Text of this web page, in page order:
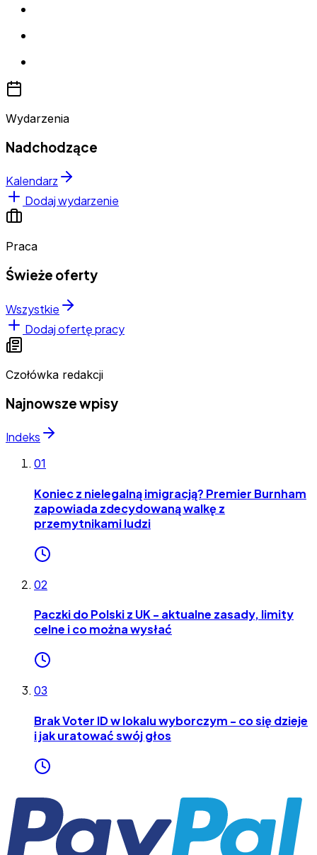
Wydarzenia
Nadchodzące
Kalendarz
Dodaj wydarzenie
Praca
Świeże oferty
Wszystkie
Dodaj ofertę pracy
Czołówka redakcji
Najnowsze wpisy
Indeks
01
Koniec z nielegalną imigracją? Premier Burnham
zapowiada zdecydowaną walkę z
przemytnikami ludzi
02
Paczki do Polski z UK - aktualne zasady, limity
celne i co można wysłać
03
Brak Voter ID w lokalu wyborczym - co się dzieje
i jak uratować swój głos